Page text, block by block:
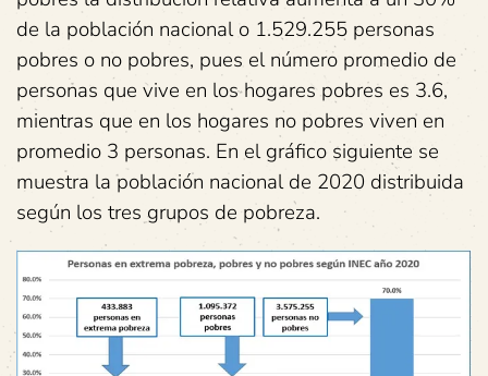
de la población nacional o 1.529.255 personas
pobres o no pobres, pues el número promedio de
personas que vive en los hogares pobres es 3.6,
mientras que en los hogares no pobres viven en
promedio 3 personas. En el gráfico siguiente se
muestra la población nacional de 2020 distribuida
según los tres grupos de pobreza.